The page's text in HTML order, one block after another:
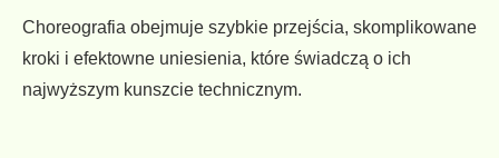
Choreografia obejmuje szybkie przejścia, skomplikowane
kroki i efektowne uniesienia, które świadczą o ich
najwyższym kunszcie technicznym.